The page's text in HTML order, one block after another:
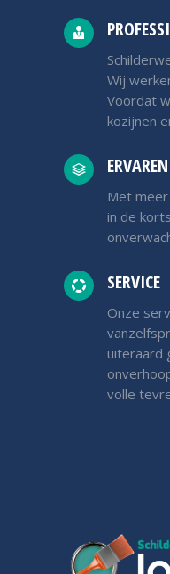
Wij
Voordat
kozijnen
ERVAREN
Met
in de
SERVICE
Onze
uiteraard
volle